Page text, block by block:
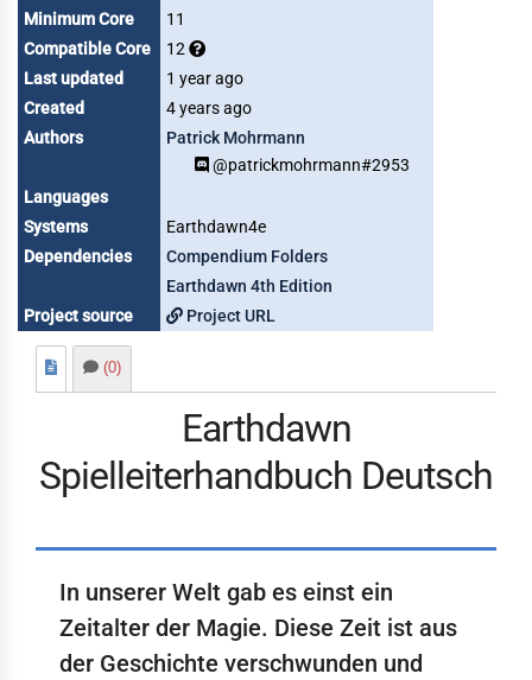
Minimum Core
11
Compatible Core
12
Last updated
1 year ago
Created
4 years ago
Authors
Patrick Mohrmann
@patrickmohrmann#2953
Languages
Systems
Earthdawn4e
Dependencies
Compendium Folders
Earthdawn 4th Edition
Project source
Project URL
(0)
Earthdawn
Spielleiterhandbuch Deutsch
In unserer Welt gab es einst ein
Zeitalter der Magie. Diese Zeit ist aus
der Geschichte verschwunden und